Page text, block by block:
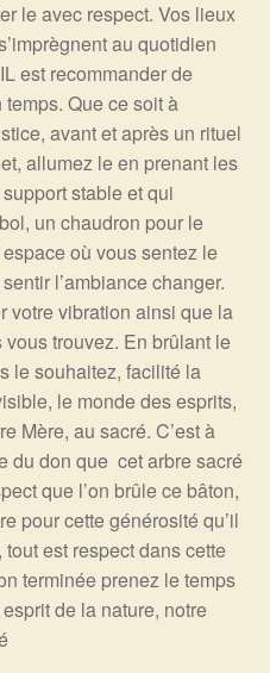
le avec respect. Vos lieux
au quotidien
est recommander de
Que ce soit à
avant et après un rituel
allumez le en prenant les
stable et qui
un chaudron pour le
où vous sentez le
l’ambiance changer.
votre vibration ainsi que la
trouvez. En brûlant le
le souhaitez, facilité la
le monde des esprits,
Mère, au sacré. C’est à
du don que cet arbre sacré
que l’on brûle ce bâton,
pour cette générosité qu’il
est respect dans cette
terminée prenez le temps
de la nature, notre